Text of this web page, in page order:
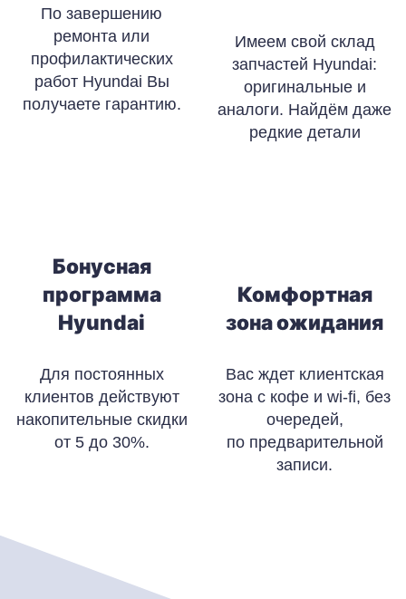
По завершению
ремонта или
профилактических
работ Hyundai Вы
получаете гарантию.
Бонусная
программа
Hyundai
Для постоянных
клиентов действуют
накопительные скидки
от 5 до 30%.
Имеем свой склад
запчастей Hyundai:
оригинальные и
аналоги. Найдём даже
редкие детали
Комфортная
зона ожидания
Вас ждет клиентская
зона с кофе и wi-fi, без
очередей,
по предварительной
записи.